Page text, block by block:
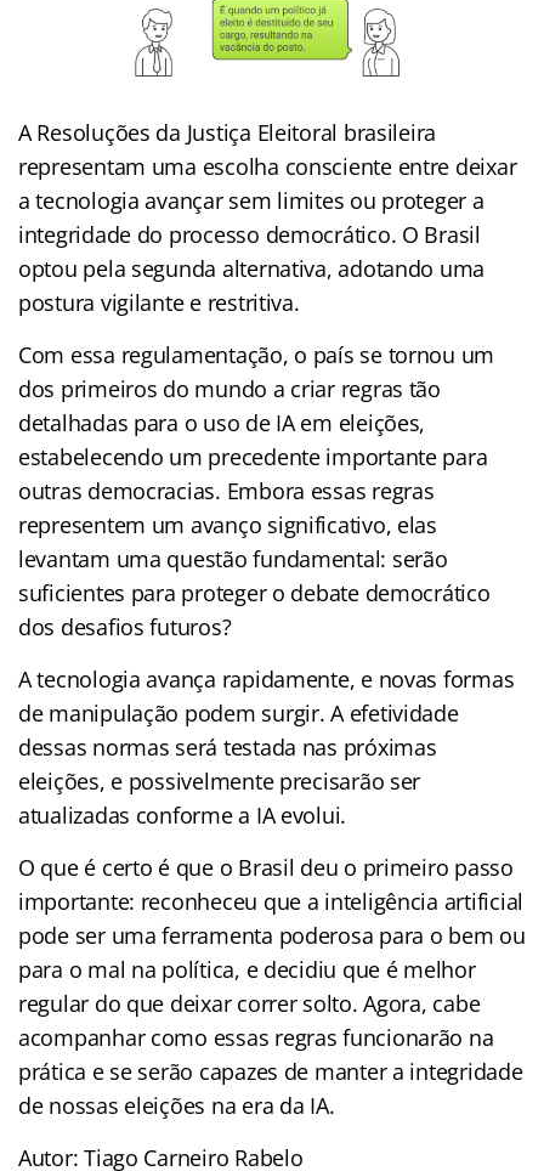
A Resoluções da Justiça Eleitoral brasileira
representam uma escolha consciente entre deixar
a tecnologia avançar sem limites ou proteger a
integridade do processo democrático. O Brasil
optou pela segunda alternativa, adotando uma
postura vigilante e restritiva.
Com essa regulamentação, o país se tornou um
dos primeiros do mundo a criar regras tão
detalhadas para o uso de IA em eleições,
estabelecendo um precedente importante para
outras democracias. Embora essas regras
representem um avanço significativo, elas
levantam uma questão fundamental: serão
suficientes para proteger o debate democrático
dos desafios futuros?
A tecnologia avança rapidamente, e novas formas
de manipulação podem surgir. A efetividade
dessas normas será testada nas próximas
eleições, e possivelmente precisarão ser
atualizadas conforme a IA evolui.
O que é certo é que o Brasil deu o primeiro passo
importante: reconheceu que a inteligência artificial
pode ser uma ferramenta poderosa para o bem ou
para o mal na política, e decidiu que é melhor
regular do que deixar correr solto. Agora, cabe
acompanhar como essas regras funcionarão na
prática e se serão capazes de manter a integridade
de nossas eleições na era da IA.
Autor: Tiago Carneiro Rabelo